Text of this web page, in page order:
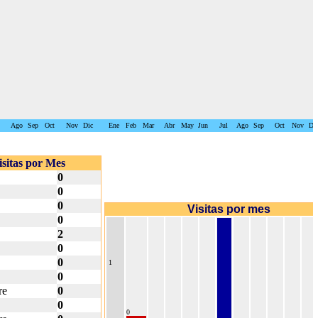
Ago Sep Oct Nov Dic Ene Feb Mar Abr May Jun Jul Ago Sep Oct Nov
por Mes
0
0
0
0
2
0
0
0
0
0
Visitas por mes
1
0